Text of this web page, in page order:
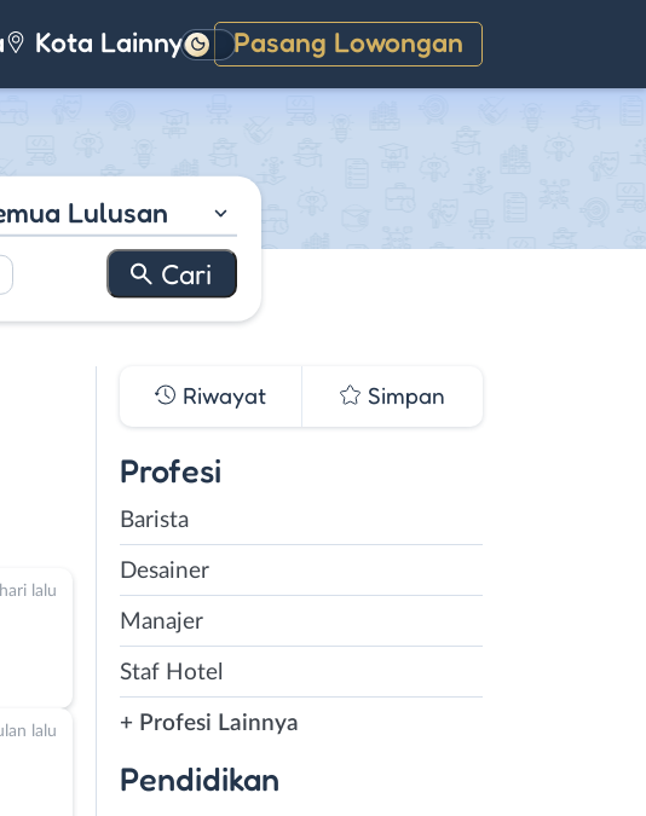
Kota Lainnya Pasang Lowongan
Gelap
Lulusan
lalu
lalu
Riwayat Simpan
Profesi
Barista
Desainer
Manajer
Staf Hotel
+ Profesi Lainnya
Pendidikan